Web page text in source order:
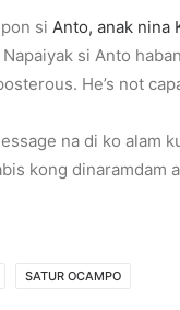
si Anto, anak nina
si Anto
He’s not
na di ko alam
kong dinaramdam
SATUR OCAMPO